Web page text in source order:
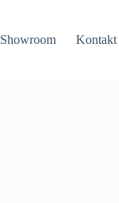
Showroom Kontakt